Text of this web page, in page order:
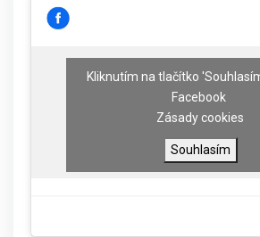
Kliknutím na tlačítko
Facebook
Zásady cookies
Souhlasím